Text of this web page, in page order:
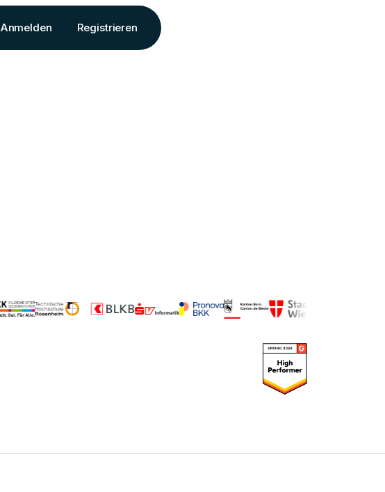
Anmelden Registrieren